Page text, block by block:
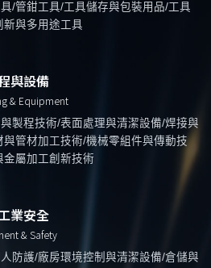
/管鉗工具/工具儲存與包裝用品/工具
新與多用途工具
與設備
& Equipment
製程技術/表面處理與清潔設備/焊接與
與管材加工技術/機械零組件與傳動技
金屬加工創新技術
業安全
& Safety
防護/廠房環境控制與清潔設備/倉儲與